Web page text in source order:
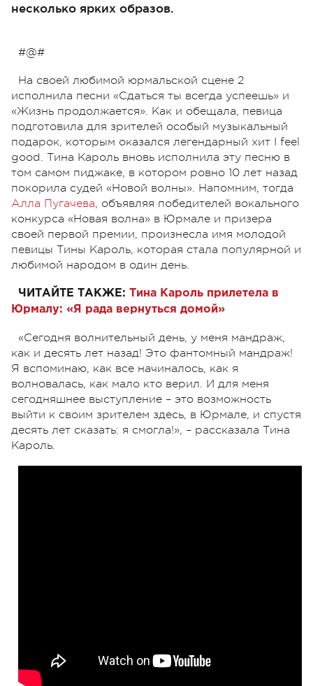
несколько ярких образов.
#@#
На своей любимой юрмальской сцене 2
исполнила песни «Сдаться ты всегда успеешь» и
«Жизнь продолжается». Как и обещала, певица
подготовила для зрителей особый музыкальный
подарок, которым оказался легендарный хит I feel
good. Тина Кароль вновь исполнила эту песню в
том самом пиджаке, в котором ровно 10 лет назад
покорила судей «Новой волны». Напомним, тогда
Алла Пугачева, объявляя победителей вокального
конкурса «Новая волна» в Юрмале и призера
своей первой премии, произнесла имя молодой
певицы Тины Кароль, которая стала популярной и
любимой народом в один день.
ЧИТАЙТЕ ТАКЖЕ: Тина Кароль прилетела в
Юрмалу: «Я рада вернуться домой»
«Сегодня волнительный день, у меня мандраж,
как и десять лет назад! Это фантомный мандраж!
Я вспоминаю, как все начиналось, как я
волновалась, как мало кто верил. И для меня
сегодняшнее выступление – это возможность
выйти к своим зрителем здесь, в Юрмале, и спустя
десять лет сказать: я смогла!», – рассказала Тина
Кароль.